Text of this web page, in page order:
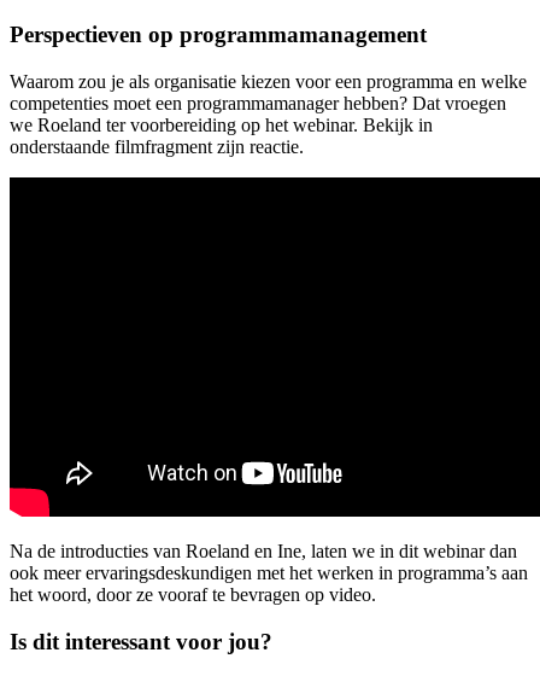
Perspectieven op programmamanagement
Waarom zou je als organisatie kiezen voor een programma en welke
competenties moet een programmamanager hebben? Dat vroegen
we Roeland ter voorbereiding op het webinar. Bekijk in
onderstaande filmfragment zijn reactie.
Na de introducties van Roeland en Ine, laten we in dit webinar dan
ook meer ervaringsdeskundigen met het werken in programma’s aan
het woord, door ze vooraf te bevragen op video.
Is dit interessant voor jou?